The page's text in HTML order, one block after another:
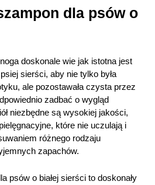
dla psów o
doskonale wie jak istotna jest
sierści, aby nie tylko była
ale pozostawała czysta przez
zadbać o wygląd
niezbędne są wysokiej jakości,
które nie uczulają i
różnego rodzaju
zapachów.
psów o białej sierści to doskonały